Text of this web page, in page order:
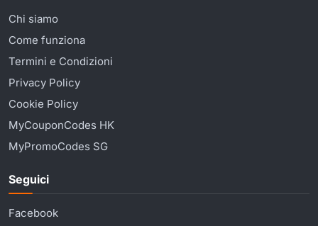
Chi siamo
Come funziona
Termini e Condizioni
Privacy Policy
Cookie Policy
MyCouponCodes HK
MyPromoCodes SG
Seguici
Facebook